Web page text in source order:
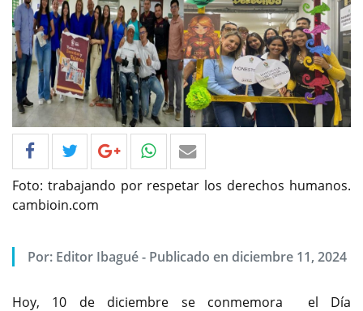
Foto: trabajando por respetar los derechos humanos.
cambioin.com
Por: Editor Ibagué - Publicado en diciembre 11, 2024
Hoy, 10 de diciembre se conmemora el Día